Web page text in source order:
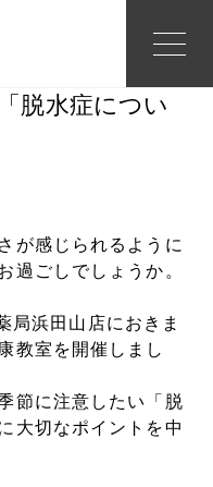
脱水症につい
が感じられるように
過ごしでしょうか。
局浜田山店におきま
教室を開催しまし
節に注意したい「脱
大切なポイントを中